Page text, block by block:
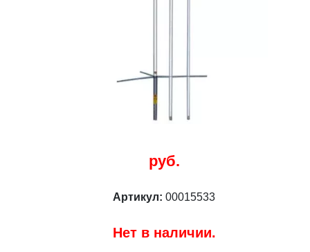
руб.
Артикул: 00015533
Нет в наличии.